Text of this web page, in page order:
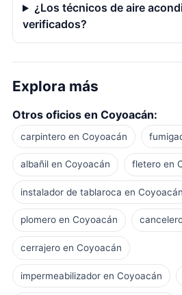
¿Los técnicos de aire
verificados?
Explora más
Otros oficios en Coyoacán:
carpintero en Coyoacán
albañil en Coyoacán fletero en
instalador de tablaroca en Coyoacán
plomero en Coyoacán
cerrajero en Coyoacán
impermeabilizador en Coyoacán